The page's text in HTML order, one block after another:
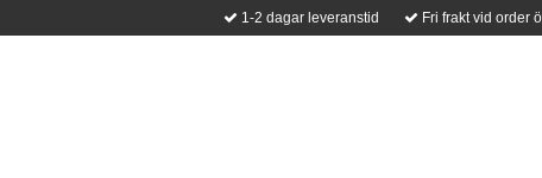
1-2 dagar leveranstid Fri frakt vid order